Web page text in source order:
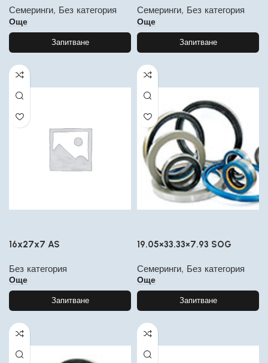
Семеринги, Без категория
Още
Запитване
Семеринги, Без категория
Още
Запитване
16x27x7 AS
Без категория
Още
Запитване
19.05×33.33×7.93 SOG
Семеринги, Без категория
Още
Запитване